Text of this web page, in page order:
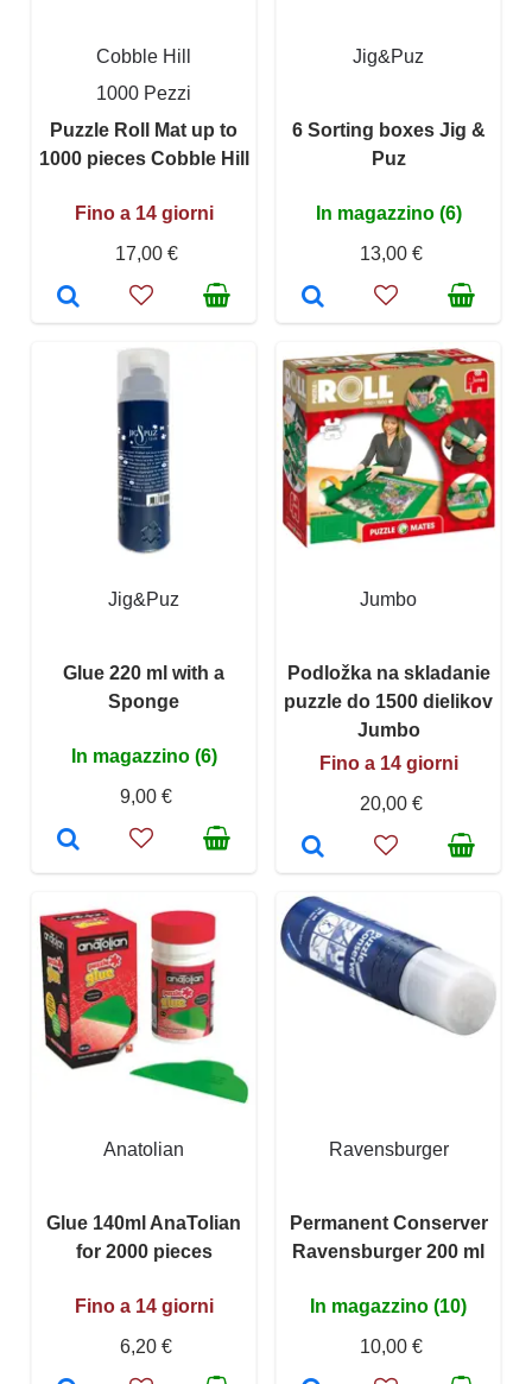
Cobble Hill
1000 Pezzi
Puzzle Roll Mat up to
1000 pieces Cobble Hill
Fino a 14 giorni
17,00 €
Jig&Puz
6 Sorting boxes Jig &
Puz
In magazzino (6)
13,00 €
Jig&Puz
Glue 220 ml with a
Sponge
In magazzino (6)
9,00 €
Jumbo
Podložka na skladanie
puzzle do 1500 dielikov
Jumbo
Fino a 14 giorni
20,00 €
Anatolian
Glue 140ml AnaTolian
for 2000 pieces
Fino a 14 giorni
6,20 €
Ravensburger
Permanent Conserver
Ravensburger 200 ml
In magazzino (10)
10,00 €